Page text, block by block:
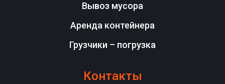
Вывоз мусора
Аренда контейнера
Грузчики – погрузка
Контакты